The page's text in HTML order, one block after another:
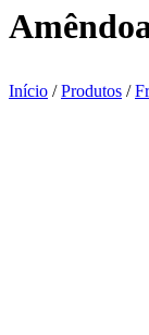
Início /Produtos /